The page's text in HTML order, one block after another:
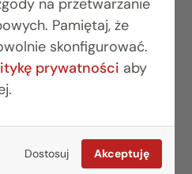
na przetwarzanie
Pamiętaj, że
skonfigurować.
prywatności aby
Dostosuj Akceptuję